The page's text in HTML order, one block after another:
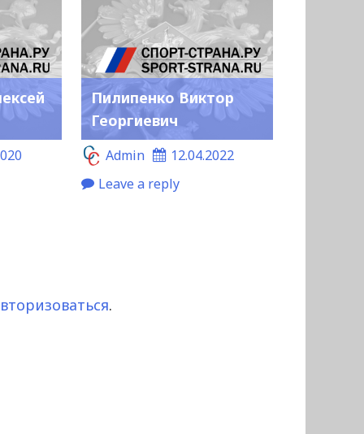
Пилипенко Виктор
Георгиевич
Admin
12.04.2022
Leave a reply
.